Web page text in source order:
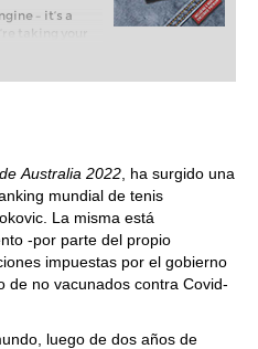
– it’s a
taking your
or already
you can
and with a
Australia 2022 , ha surgido una
mundial de tenis
La misma está
-por parte del propio
impuestas por el gobierno
de no vacunados contra Covid-
luego de dos años de